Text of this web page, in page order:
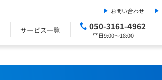
お問い合わせ
サービス一覧 050-3161-4962
平日9:00～18:00